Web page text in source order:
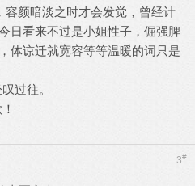
颜暗淡之时才会发觉，曾经计
日看来不过是小姐性子，倔强脾
体谅迁就宽容等等温暖的词只是
过往。
3#